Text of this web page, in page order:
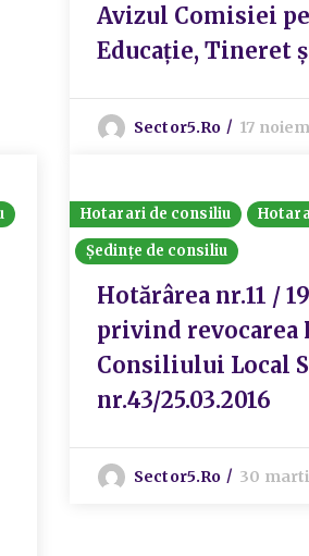
Avizul Comisiei
Educație, Tineret
Sector5.ro 17
Hotarari de consiliu
Ședințe de consiliu
Hotărârea nr.11 /
privind revocarea
Consiliului Local
nr.43/25.03.2016
Sector5.ro 30